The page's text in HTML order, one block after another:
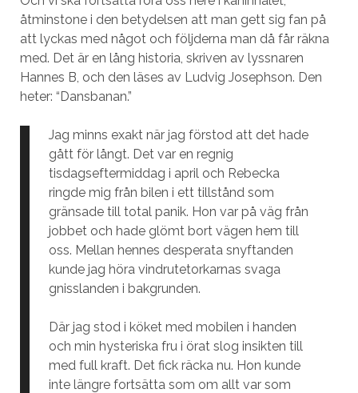
åtminstone i den betydelsen att man gett sig fan på
att lyckas med något och följderna man då får räkna
med. Det är en lång historia, skriven av lyssnaren
Hannes B, och den läses av Ludvig Josephson. Den
heter: “Dansbanan.”
Jag minns exakt när jag förstod att det hade
gått för långt. Det var en regnig
tisdagseftermiddag i april och Rebecka
ringde mig från bilen i ett tillstånd som
gränsade till total panik. Hon var på väg från
jobbet och hade glömt bort vägen hem till
oss. Mellan hennes desperata snyftanden
kunde jag höra vindrutetorkarnas svaga
gnisslanden i bakgrunden.
Där jag stod i köket med mobilen i handen
och min hysteriska fru i örat slog insikten till
med full kraft. Det fick räcka nu. Hon kunde
inte längre fortsätta som om allt var som